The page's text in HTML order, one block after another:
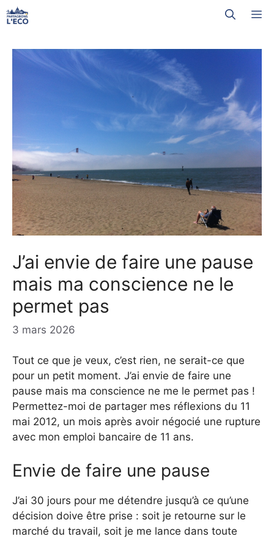
Aller
au
J’ai envie de faire une pause
mais ma conscience ne le
permet pas
3 mars 2026
Tout ce que je veux, c’est rien, ne serait-ce que
pour un petit moment. J’ai envie de faire une
pause mais ma conscience ne me le permet pas !
Permettez-moi de partager mes réflexions du 11
mai 2012, un mois après avoir négocié une rupture
avec mon emploi bancaire de 11 ans.
Envie de faire une pause
J’ai 30 jours pour me détendre jusqu’à ce qu’une
décision doive être prise : soit je retourne sur le
marché du travail, soit je me lance dans toute